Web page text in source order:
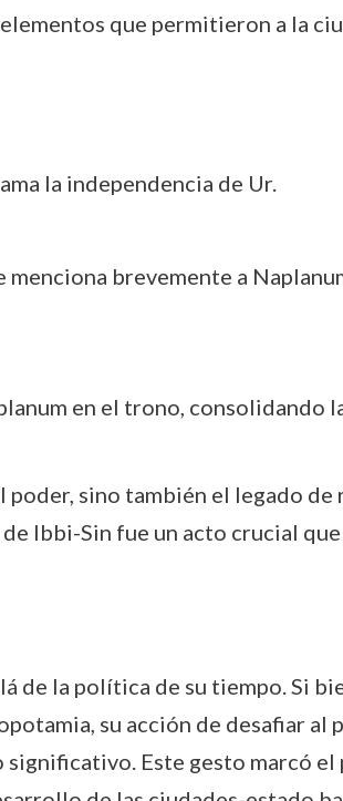
que permitieron a la
la independencia de Ur.
menciona brevemente a
en el trono, consolidando
poder, sino también el legado
Ibbi-Sin fue un acto crucial
de la política de su tiempo. Si
su acción de desafiar
Este gesto marcó